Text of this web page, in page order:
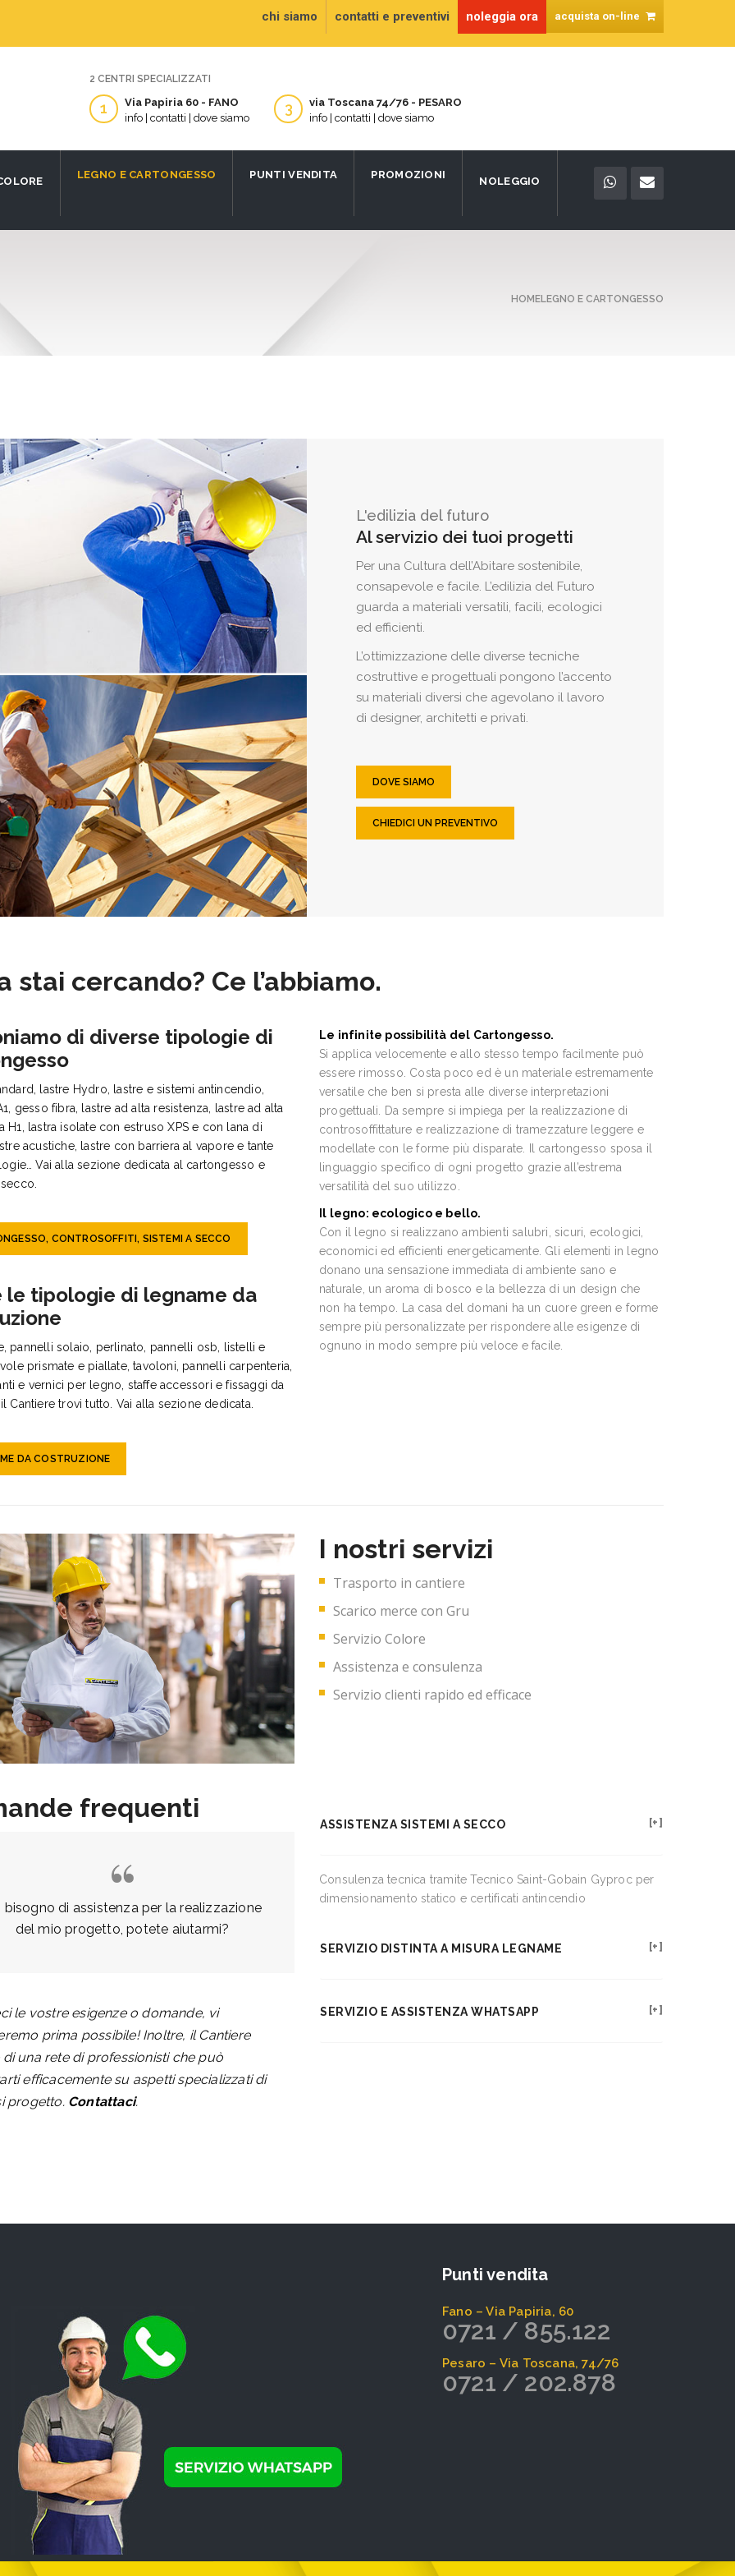
chi siamo contatti e preventivi noleggia ora acquista on-line
2 CENTRI SPECIALIZZATI
1
Via Papiria 60 - FANO
info | contatti | dove siamo
3
via Toscana 74/76 - PESARO
info | contatti | dove siamo
LEGNO E CARTONGESSO PUNTI VENDITA PROMOZIONI
NOLEGGIO
HOMELEGNO E CARTONGESSO
L'edilizia del futuro
Al servizio dei tuoi progetti
Per una Cultura dell’Abitare sostenibile,
consapevole e facile. L’edilizia del Futuro
guarda a materiali versatili, facili, ecologici
ed efficienti.
L’ottimizzazione delle diverse tecniche
costruttive e progettuali pongono l’accento
su materiali diversi che agevolano il lavoro
di designer, architetti e privati.
DOVE SIAMO
CHIEDICI UN PREVENTIVO
stai cercando? Ce l’abbiamo.
di diverse tipologie di
lastre Hydro, lastre e sistemi antincendio,
gesso fibra, lastre ad alta resistenza, lastre ad alta
H1, lastra isolate con estruso XPS e con lana di
acustiche, lastre con barriera al vapore e tante
Vai alla sezione dedicata al cartongesso e
CONTROSOFFITI, SISTEMI A SECCO
le tipologie di legname da
pannelli solaio, perlinato, pannelli osb, listelli e
prismate e piallate, tavoloni, pannelli carpenteria,
e vernici per legno, staffe accessori e fissaggi da
Cantiere trovi tutto. Vai alla sezione dedicata.
DA COSTRUZIONE
Le infinite possibilità del Cartongesso.
Si applica velocemente e allo stesso tempo facilmente può
essere rimosso. Costa poco ed è un materiale estremamente
versatile che ben si presta alle diverse interpretazioni
progettuali. Da sempre si impiega per la realizzazione di
controsoffittature e realizzazione di tramezzature leggere e
modellate con le forme più disparate. Il cartongesso sposa il
linguaggio specifico di ogni progetto grazie all’estrema
versatilità del suo utilizzo.
Il legno: ecologico e bello.
Con il legno si realizzano ambienti salubri, sicuri, ecologici,
economici ed efficienti energeticamente. Gli elementi in legno
donano una sensazione immediata di ambiente sano e
naturale, un aroma di bosco e la bellezza di un design che
non ha tempo. La casa del domani ha un cuore green e forme
sempre più personalizzate per rispondere alle esigenze di
ognuno in modo sempre più veloce e facile.
I nostri servizi
Trasporto in cantiere
Scarico merce con Gru
Servizio Colore
Assistenza e consulenza
Servizio clienti rapido ed efficace
frequenti
bisogno di assistenza per la realizzazione
del mio progetto, potete aiutarmi?
le vostre esigenze o domande, vi
prima possibile! Inoltre, il Cantiere
una rete di professionisti che può
efficacemente su aspetti specializzati di
progetto. Contattaci.
ASSISTENZA SISTEMI A SECCO
Consulenza tecnica tramite Tecnico Saint-Gobain Gyproc per
dimensionamento statico e certificati antincendio
SERVIZIO DISTINTA A MISURA LEGNAME
SERVIZIO E ASSISTENZA WHATSAPP
Punti vendita
Fano – Via Papiria, 60
0721 / 855.122
Pesaro – Via Toscana, 74/76
0721 / 202.878